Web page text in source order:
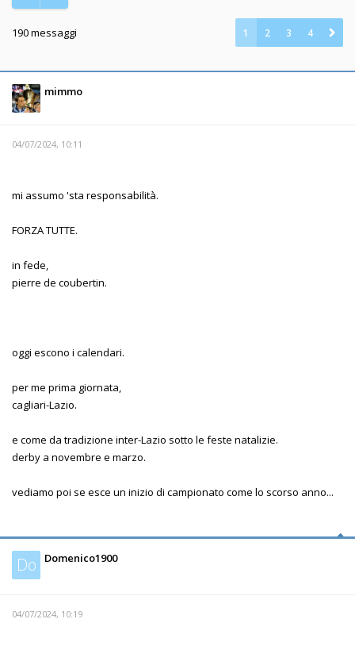
190 messaggi 1 2 3 4
mimmo
04/07/2024, 10:11
mi assumo 'sta responsabilità.
FORZA TUTTE.
in fede,
pierre de coubertin.
oggi escono i calendari.
per me prima giornata,
cagliari-Lazio.
e come da tradizione inter-Lazio sotto le feste natalizie.
derby a novembre e marzo.
vediamo poi se esce un inizio di campionato come lo scorso anno...
Do Domenico1900
04/07/2024, 10:19